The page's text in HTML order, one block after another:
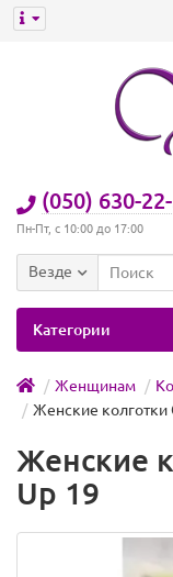
(050) 630-
Пн-Пт, с 10:00 до 17:00
Везде
Категории
Женщинам
Женские колготки
Женские
Up 19